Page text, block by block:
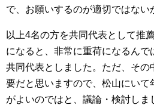
で、お願いするのが適切ではない
以上4名の方を共同代表として推
になると、非常に重荷になるんで
共同代表としました。ただ、その
要だと思いますので、松山にいて
がよいのではと、議論・検討しま